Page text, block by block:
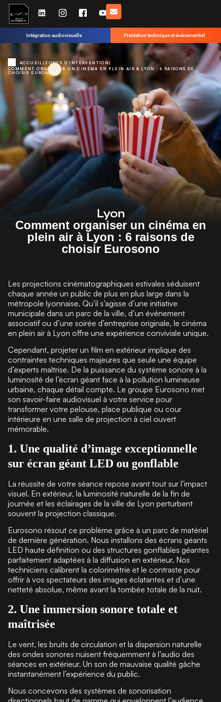
Intégration audiovisuelle Prestation technique et événementiel
ACCUEIL | ZONES D'INTERVENTION |
COMMENT ORGANISER UN CINÉMA EN PLEIN AIR À LYON : 6 RAISONS DE
CHOISIR EUROSONO
Lyon
Comment organiser un cinéma en
plein air à Lyon : 6 raisons de
choisir Eurosono
Les projections cinématographiques estivales séduisent
chaque année un public de plus en plus large dans la
métropole lyonnaise. Qu’il s’agisse d’une initiative
municipale dans un parc de la ville, d’un événement
associatif ou d’une soirée d’entreprise originale, le cinéma
en plein air à Lyon offre une expérience conviviale unique.
Cependant, projeter un film en extérieur implique des
contraintes techniques majeures que seule une équipe
d’experts maîtrise. De la puissance du système sonore à la
luminosité de l’écran géant face à la pollution lumineuse
urbaine, chaque détail compte. Le groupe Eurosono met
son savoir-faire audiovisuel à votre service pour
transformer votre pelouse, place publique ou cour
intérieure en une salle de projection à ciel ouvert
mémorable.
1. Une qualité d’image exceptionnelle
sur écran géant LED ou gonflable
La réussite de votre séance repose avant tout sur l’impact
visuel. En extérieur, la luminosité naturelle de la fin de
journée et les éclairages de la ville de Lyon perturbent
souvent la projection classique.
Eurosono résout ce problème grâce à un parc de matériel
de dernière génération. Nous installons des écrans géants
LED haute définition ou des structures gonflables géantes
parfaitement adaptées à la diffusion en extérieur. Nos
techniciens calibrent la colorimétrie et le contraste pour
offrir à vos spectateurs des images éclatantes et d’une
netteté absolue, même avant la tombée totale de la nuit.
2. Une immersion sonore totale et
maîtrisée
Le vent, les bruits de circulation et la dispersion naturelle
des ondes sonores nuisent fréquemment à l’audio des
séances en extérieur. Un son de mauvaise qualité gâche
instantanément l’expérience du public.
Nous concevons des systèmes de sonorisation